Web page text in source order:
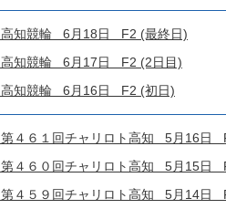
高知競輪 6月18日 F2 (最終日)
高知競輪 6月17日 F2 (2日目)
高知競輪 6月16日 F2 (初日)
第４６１回チャリロト高知 5月16日
第４６０回チャリロト高知 5月15日
第４５９回チャリロト高知 5月14日